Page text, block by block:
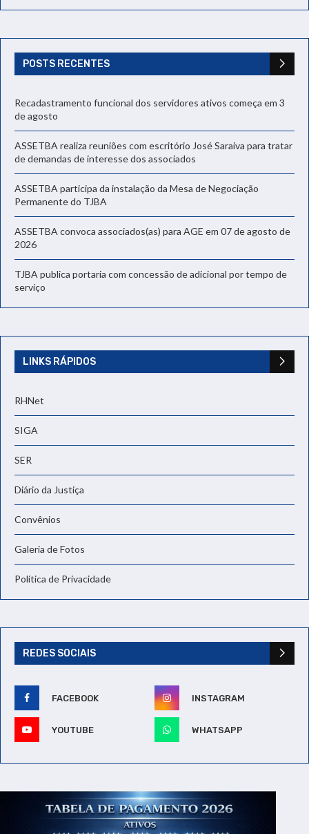
POSTS RECENTES
Recadastramento funcional dos servidores ativos começa em 3
de agosto
ASSETBA realiza reuniões com escritório José Saraiva para tratar
de demandas de interesse dos associados
ASSETBA participa da instalação da Mesa de Negociação
Permanente do TJBA
ASSETBA convoca associados(as) para AGE em 07 de agosto de
2026
TJBA publica portaria com concessão de adicional por tempo de
serviço
LINKS RÁPIDOS
RHNet
SIGA
SER
Diário da Justiça
Convênios
Galeria de Fotos
Política de Privacidade
REDES SOCIAIS
FACEBOOK INSTAGRAM
YOUTUBE WHATSAPP